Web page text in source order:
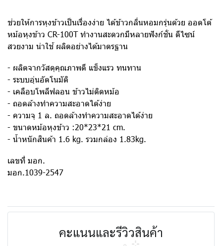
ช่วยให้การหุงข้าวเป็นเรื่องง่าย ได้ข้าวกลิ่นหอมกรุ่นด้วย ออตโต้
หม้อหุงข้าว CR-100T ทำงานสะดวกมีหลายฟังก์ชั่น ดีไซน์
สวยงาม น่าใช้ ผลิตอย่างได้มาตรฐาน
- ผลิตจากวัสดุคุณภาพดี แข็งแรว ทนทาน
- ระบบอุ่นอัตโนมัติ
- เคลือบโพลีฟลอน ข้าวไม่ติดหม้อ
- ถอดล้างทำความสะอาดได้ง่าย
- ความจุ 1 ล. ถอดล้างทำความสะอาดได้ง่าย
- ขนาดหม้อหุงข้าว :20*23*21 cm.
- น้ำหนักสินค้า 1.6 kg. รวมกล่อง 1.83kg.
เลขที่ มอก.
มอก.1039-2547
คะแนนและรีวิวสินค้า